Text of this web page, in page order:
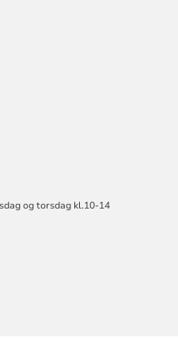
og torsdag kl.10-14